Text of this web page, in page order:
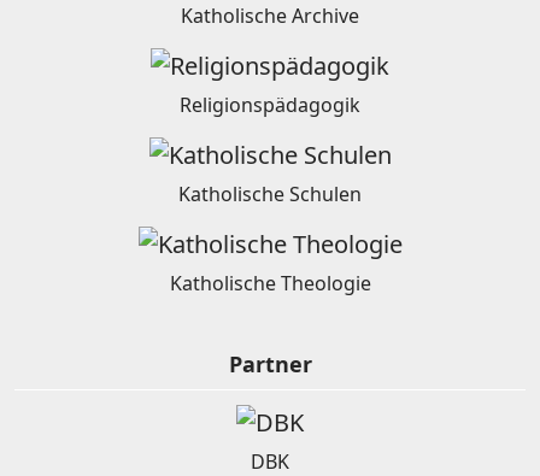
Katholische Archive
Religionspädagogik
Katholische Schulen
Katholische Theologie
Partner
DBK